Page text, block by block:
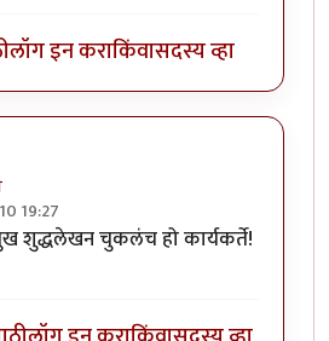
लॉग इन कराकिंवासदस्य व्हा
19:27
byबिपिन कार्यकर्ते
शुद्धलेखन चुकलंच हो कार्यकर्ते!